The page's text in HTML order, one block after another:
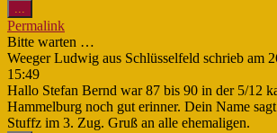
...
Metabox
ein-/ausblenden.
Permalink
Bitte warten …
Weeger Ludwig aus Schlüsselfeld schrieb am
15:49
Hallo Stefan Bernd war 87 bis 90 in der 5/12
Hammelburg noch gut erinner. Dein Name
Stuffz im 3. Zug. Gruß an alle ehemaligen.